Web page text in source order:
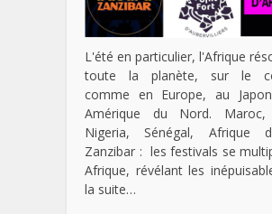
L'été en particulier, l'Afrique
toute la planète, sur le
comme en Europe, au
Amérique du Nord. Maroc,
Nigeria, Sénégal, Afrique
Zanzibar : les festivals se
Afrique, révélant les
la suite…